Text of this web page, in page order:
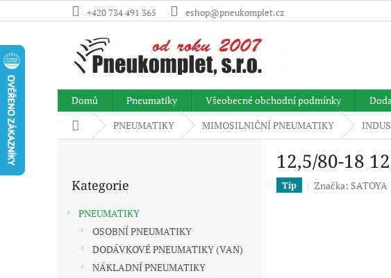
na
+420 734 491 365 eshop@pneukomplet.cz
Domů Pneumatiky Všeobecné obchodní podmínky
Domů PNEUMATIKY MIMOSILNIČNÍ PNEUMATIKY
kategorie
Kategorie
PNEUMATIKY
OSOBNÍ PNEUMATIKY
DODÁVKOVÉ PNEUMATIKY (VAN)
NÁKLADNÍ PNEUMATIKY
12,5/80-18
Tip Značka: SATOYA